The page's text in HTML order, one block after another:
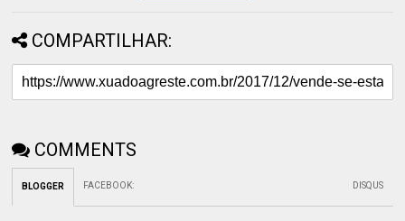
COMPARTILHAR:
COMMENTS
BLOGGER FACEBOOK: DISQUS